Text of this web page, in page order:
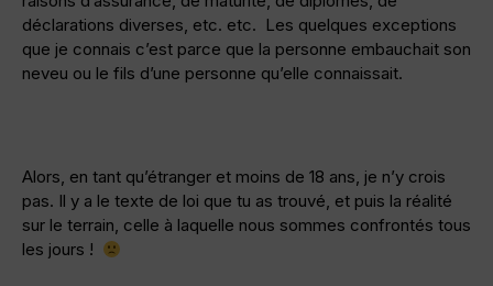
déclarations diverses, etc. etc. Les quelques exceptions
que je connais c’est parce que la personne embauchait son
neveu ou le fils d’une personne qu’elle connaissait.
Alors, en tant qu’étranger et moins de 18 ans, je n’y crois
pas. Il y a le texte de loi que tu as trouvé, et puis la réalité
sur le terrain, celle à laquelle nous sommes confrontés tous
les jours !